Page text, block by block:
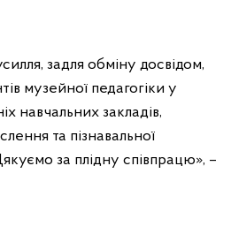
задля обміну досвідом,
музейної педагогіки у
навчальних закладів,
та пізнавальної
за плідну співпрацю», –